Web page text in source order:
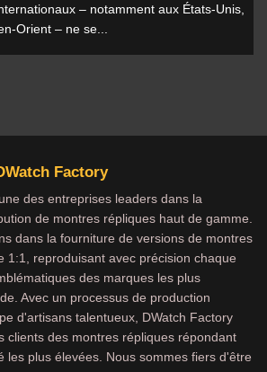
– notamment aux États-Unis,
Orient – ne se...
Factory
des entreprises leaders dans la
de montres répliques haut de gamme.
dans la fourniture de versions de montres
1:1, reproduisant avec précision chaque
des marques les plus
Avec un processus de production
d'artisans talentueux, DWatch Factory
clients des montres répliques répondant
les plus élevées. Nous sommes fiers d'être